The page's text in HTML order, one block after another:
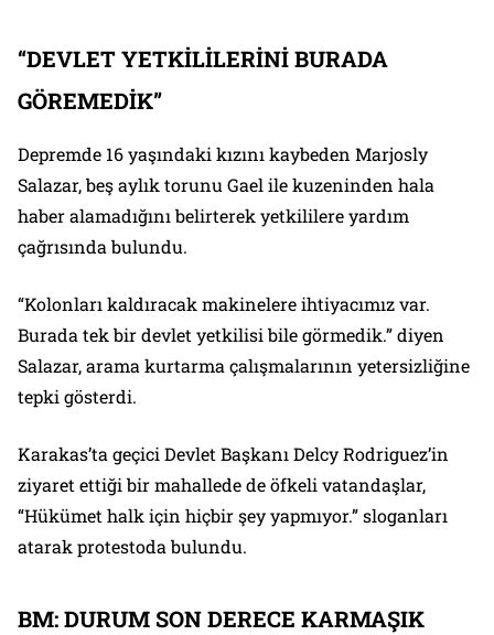
“DEVLET YETKİLİLERİNİ BURADA
GÖREMEDİK”
Depremde 16 yaşındaki kızını kaybeden Marjosly
Salazar, beş aylık torunu Gael ile kuzeninden hala
haber alamadığını belirterek yetkililere yardım
çağrısında bulundu.
“Kolonları kaldıracak makinelere ihtiyacımız var.
Burada tek bir devlet yetkilisi bile görmedik.” diyen
Salazar, arama kurtarma çalışmalarının yetersizliğine
tepki gösterdi.
Karakas’ta geçici Devlet Başkanı Delcy Rodriguez’in
ziyaret ettiği bir mahallede de öfkeli vatandaşlar,
“Hükümet halk için hiçbir şey yapmıyor.” sloganları
atarak protestoda bulundu.
BM: DURUM SON DERECE KARMAŞIK